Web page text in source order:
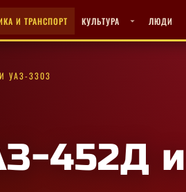
И ТРАНСПОРТ КУЛЬТУРА ЛЮДИ
УАЗ-3303
452Д и